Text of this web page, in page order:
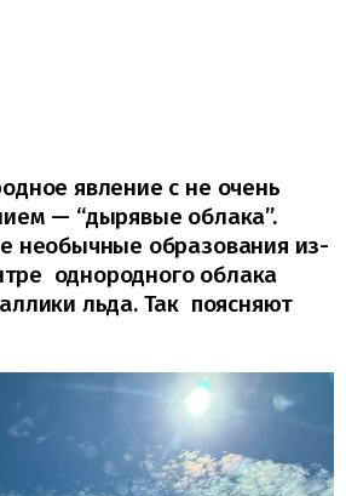
явление с не очень
— “дырявые облака”.
необычные образования из-
однородного облака
льда. Так поясняют